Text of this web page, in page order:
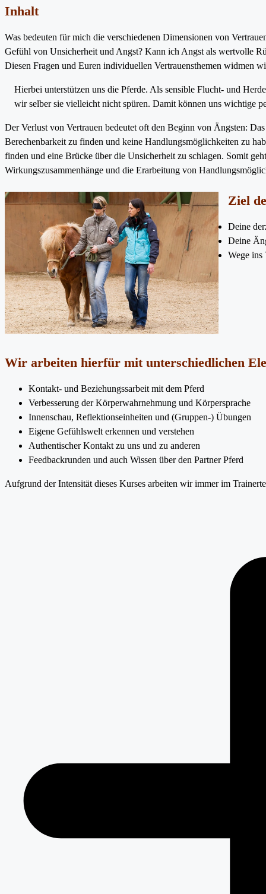
Inhalt
Was bedeuten für mich die verschiedenen Dimensionen von
Gefühl von Unsicherheit und Angst? Kann ich Angst als wertvolle
Diesen Fragen und Euren individuellen Vertrauensthemen widmen
Hierbei unterstützen uns die Pferde. Als sensible Flucht- und
wir selber sie vielleicht nicht spüren. Damit können uns wichtige
Der Verlust von Vertrauen bedeutet oft den Beginn von Ängsten:
Berechenbarkeit zu finden und keine Handlungsmöglichkeiten zu
finden und eine Brücke über die Unsicherheit zu schlagen. Somit
Wirkungszusammenhänge und die Erarbeitung von
Ziel
Deine
Deine
Wege ins
Wir arbeiten hierfür mit unterschiedlichen
Kontakt- und Beziehungssarbeit mit dem Pferd
Verbesserung der Körperwahrnehmung und Körpersprache
Innenschau, Reflektionseinheiten und (Gruppen-) Übungen
Eigene Gefühlswelt erkennen und verstehen
Authentischer Kontakt zu uns und zu anderen
Feedbackrunden und auch Wissen über den Partner Pferd
Aufgrund der Intensität dieses Kurses arbeiten wir immer im